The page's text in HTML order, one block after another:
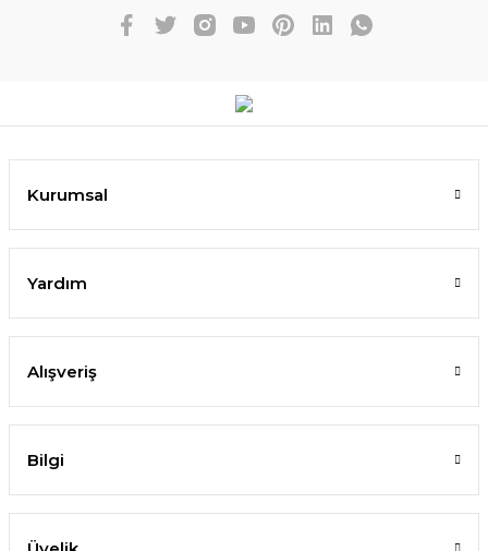
Kurumsal
Yardım
Alışveriş
Bilgi